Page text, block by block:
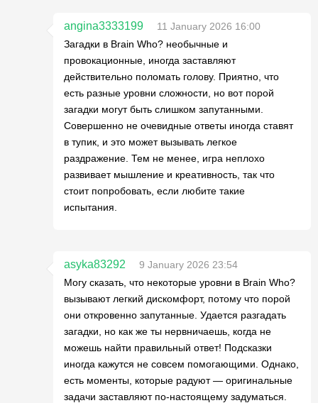
angina3333199
11 January 2026 16:00
Загадки в Brain Who? необычные и
провокационные, иногда заставляют
действительно поломать голову. Приятно, что
есть разные уровни сложности, но вот порой
загадки могут быть слишком запутанными.
Совершенно не очевидные ответы иногда ставят
в тупик, и это может вызывать легкое
раздражение. Тем не менее, игра неплохо
развивает мышление и креативность, так что
стоит попробовать, если любите такие
испытания.
asyka83292
9 January 2026 23:54
Могу сказать, что некоторые уровни в Brain Who?
вызывают легкий дискомфорт, потому что порой
они откровенно запутанные. Удается разгадать
загадки, но как же ты нервничаешь, когда не
можешь найти правильный ответ! Подсказки
иногда кажутся не совсем помогающими. Однако,
есть моменты, которые радуют — оригинальные
задачи заставляют по-настоящему задуматься.